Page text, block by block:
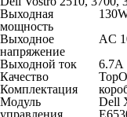
Выходная
мощность
Выходное
напряжение
AC
Выходной ток
6.7A
Качество
Комплектация
Модуль
управления
Dell